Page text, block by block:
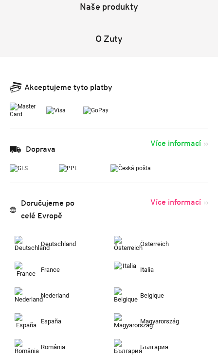
Naše produkty
O Zuty
Akceptujeme tyto platby
Doprava
Více informací
Doručujeme po
celé Evropě
Více informací
Deutschland Österreich
France Italia
Nederland Belgique
España Magyarország
România България